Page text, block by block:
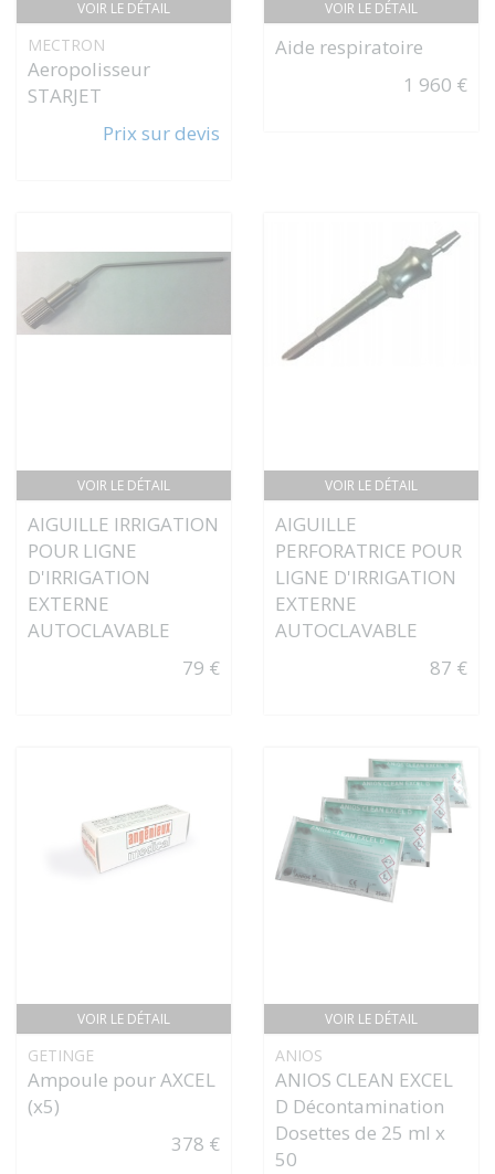
VOIR LE DÉTAIL
MECTRON
Aeropolisseur
STARJET
Prix sur devis
VOIR LE DÉTAIL
Aide respiratoire
1 960 €
VOIR LE DÉTAIL
AIGUILLE IRRIGATION
POUR LIGNE
D'IRRIGATION
EXTERNE
AUTOCLAVABLE
79 €
VOIR LE DÉTAIL
AIGUILLE
PERFORATRICE POUR
LIGNE D'IRRIGATION
EXTERNE
AUTOCLAVABLE
87 €
VOIR LE DÉTAIL
GETINGE
Ampoule pour AXCEL
(x5)
378 €
VOIR LE DÉTAIL
ANIOS
ANIOS CLEAN EXCEL
D Décontamination
Dosettes de 25 ml x
50